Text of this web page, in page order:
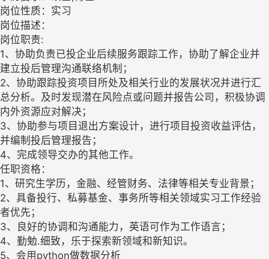
岗位性质：实习
岗位描述：
岗位职责:
1、协助负责已投企业后续服务跟踪工作，协助了解企业并
建立投后管理沟通联络机制；
2、协助跟踪投资项目所处及相关行业的发展状况并进行汇
总分析。及时发现潜在风险点或问题并报告公司，积极协调
内外资源应对解决；
3、协助参与项目退出方案设计，进行项目投资收益评估，
并编制投后管理报告；
4、完成领导交办的其他工作。
任职资格：
1、研究生学历，金融、经管财务、法律等相关专业背景；
2、具备投行、私募基金、事务所等相关领域实习工作经验
者优先；
3、良好的协调和沟通能力，英语可作为工作语言；
4、勤勉.细致，乐于探索新领域和新知识。
5、会用python做数据分析